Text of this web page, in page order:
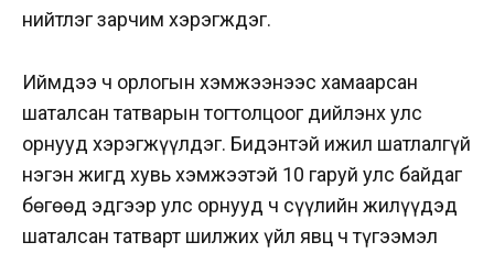
нийтлэг зарчим хэрэгждэг.
Иймдээ ч орлогын хэмжээнээс хамаарсан
шаталсан татварын тогтолцоог дийлэнх улс
орнууд хэрэгжүүлдэг. Бидэнтэй ижил шатлалгүй
нэгэн жигд хувь хэмжээтэй 10 гаруй улс байдаг
бөгөөд эдгээр улс орнууд ч сүүлийн жилүүдэд
шаталсан татварт шилжих үйл явц ч түгээмэл